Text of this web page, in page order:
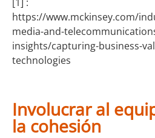
https://www.mckinsey.com/
media-and-
insights/capturing-business-
technologies
Involucrar al
la cohesión